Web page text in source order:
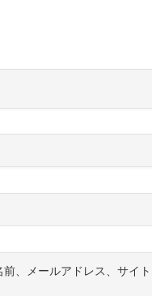
、メールアドレス、サイト